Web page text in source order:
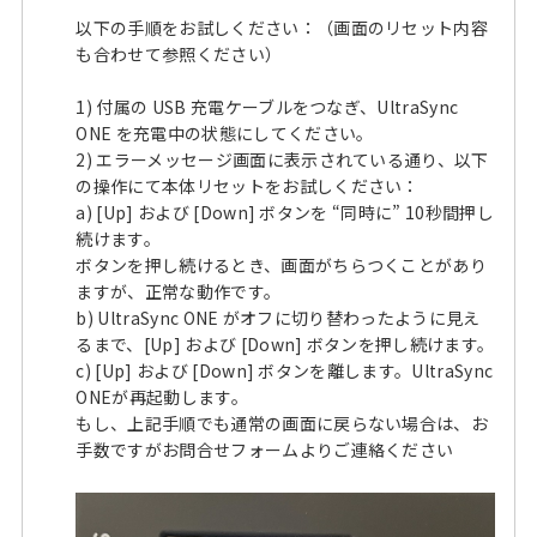
以下の手順をお試しください：（画面のリセット内容
も合わせて参照ください）
1) 付属の USB 充電ケーブルをつなぎ、UltraSync
ONE を充電中の状態にしてください。
2) エラーメッセージ画面に表示されている通り、以下
の操作にて本体リセットをお試しください：
a) [Up] および [Down] ボタンを “同時に” 10秒間押し
続けます。
ボタンを押し続けるとき、画面がちらつくことがあり
ますが、正常な動作です。
b) UltraSync ONE がオフに切り替わったように見え
るまで、[Up] および [Down] ボタンを押し続けます。
c) [Up] および [Down] ボタンを離します。UltraSync
ONEが再起動します。
もし、上記手順でも通常の画面に戻らない場合は、お
手数ですがお問合せフォームよりご連絡ください